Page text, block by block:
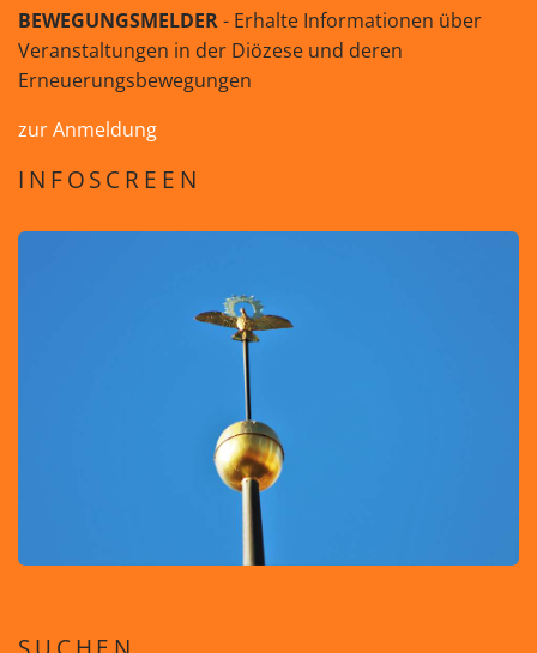
BEWEGUNGSMELDER- Erhalte Informationen über
Veranstaltungen in der Diözese und deren
Erneuerungsbewegungen
zur Anmeldung
INFOSCREEN